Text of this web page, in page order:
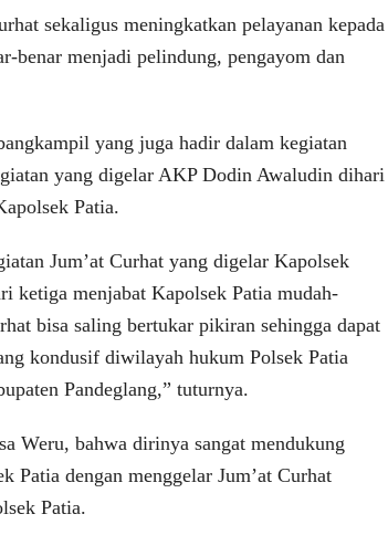
sekaligus meningkatkan pelayanan kepada
benar menjadi pelindung, pengayom dan
yang juga hadir dalam kegiatan
yang digelar AKP Dodin Awaludin dihari
Patia.
Jum’at Curhat yang digelar Kapolsek
ketiga menjabat Kapolsek Patia mudah-
bisa saling bertukar pikiran sehingga dapat
kondusif diwilayah hukum Polsek Patia
Pandeglang,” tuturnya.
Weru, bahwa dirinya sangat mendukung
Patia dengan menggelar Jum’at Curhat
Patia.